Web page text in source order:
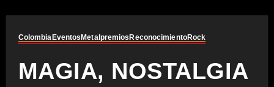
ColombiaEventosMetalpremiosReconocimientoRock
MAGIA, NOSTALGIA